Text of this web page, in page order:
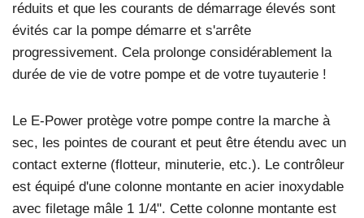
réduits et que les courants de démarrage élevés sont
évités car la pompe démarre et s'arrête
progressivement. Cela prolonge considérablement la
durée de vie de votre pompe et de votre tuyauterie !
Le E-Power protège votre pompe contre la marche à
sec, les pointes de courant et peut être étendu avec un
contact externe (flotteur, minuterie, etc.). Le contrôleur
est équipé d'une colonne montante en acier inoxydable
avec filetage mâle 1 1/4". Cette colonne montante est